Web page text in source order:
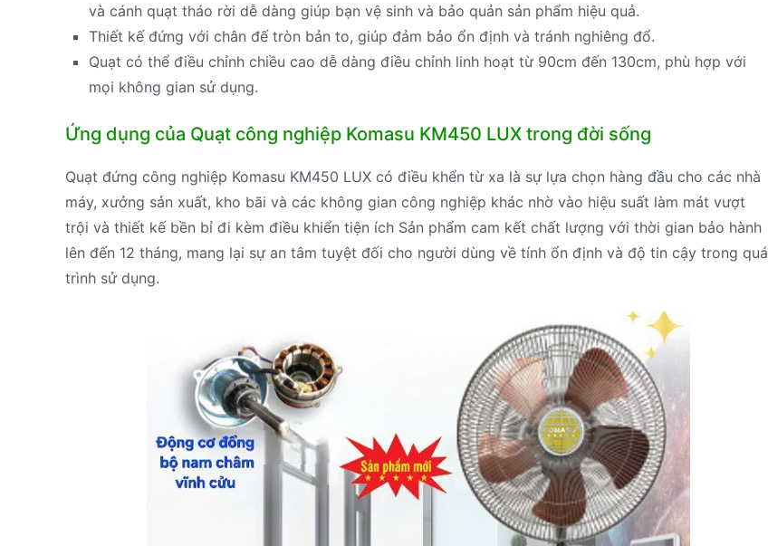
và cánh quạt tháo rời dễ dàng giúp bạn vệ sinh và bảo quản sản phẩm hiệu quả.
Thiết kế đứng với chân đế tròn bản to, giúp đảm bảo ổn định và tránh nghiêng đổ.
Quạt có thể điều chỉnh chiều cao dễ dàng điều chỉnh linh hoạt từ 90cm đến 130cm, phù hợp với
mọi không gian sử dụng.
Ứng dụng của Quạt công nghiệp Komasu KM450 LUX trong đời sống
Quạt đứng công nghiệp Komasu KM450 LUX có điều khển từ xa là sự lựa chọn hàng đầu cho các nhà
máy, xưởng sản xuất, kho bãi và các không gian công nghiệp khác nhờ vào hiệu suất làm mát vượt
trội và thiết kế bền bỉ đi kèm điều khiển tiện ích Sản phẩm cam kết chất lượng với thời gian bảo hành
lên đến 12 tháng, mang lại sự an tâm tuyệt đối cho người dùng về tính ổn định và độ tin cậy trong quá
trình sử dụng.